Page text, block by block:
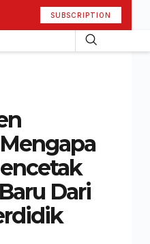
SUBSCRIPTION
Dari